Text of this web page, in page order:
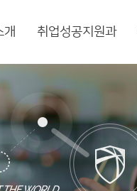
개 취업성공지원과